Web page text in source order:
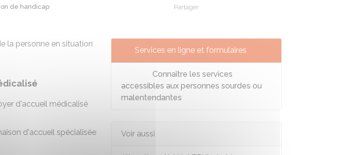
de handicap Partager
la personne en situation
d'accueil médicalisé
d'accueil spécialisée
Services en ligne et formulaires
Connaître les services
accessibles aux personnes sourdes ou
malentendantes
Voir aussi